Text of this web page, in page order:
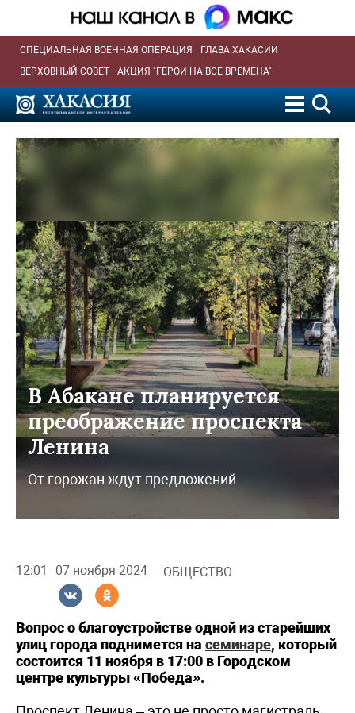
СПЕЦИАЛЬНАЯ ВОЕННАЯ ОПЕРАЦИЯ
ГЛАВА ХАКАСИИ
ВЕРХОВНЫЙ СОВЕТ
АКЦИЯ "ГЕРОИ НА ВСЕ ВРЕМЕНА"
В Абакане планируется
преображение проспекта
Ленина
От горожан ждут предложений
12:01 07 ноября 2024 ОБЩЕСТВО
Вопрос о благоустройстве одной из старейших
улиц города поднимется на семинаре, который
состоится 11 ноября в 17:00 в Городском
центре культуры «Победа».